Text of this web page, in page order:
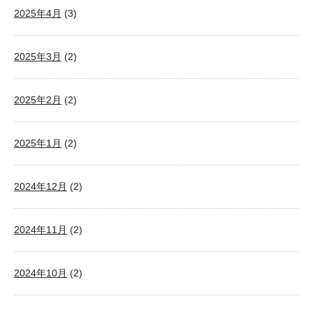
2025年4月 (3)
2025年3月 (2)
2025年2月 (2)
2025年1月 (2)
2024年12月 (2)
2024年11月 (2)
2024年10月 (2)